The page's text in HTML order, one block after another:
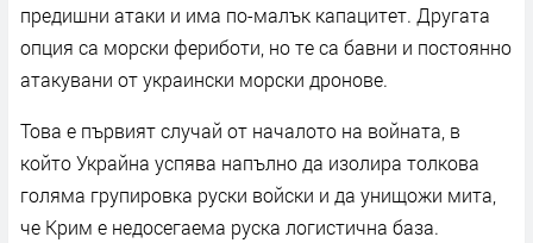
предишни атаки и има по-малък капацитет. Другата
опция са морски фериботи, но те са бавни и постоянно
атакувани от украински морски дронове.
Това е първият случай от началото на войната, в
който Украйна успява напълно да изолира толкова
голяма групировка руски войски и да унищожи мита,
че Крим е недосегаема руска логистична база.